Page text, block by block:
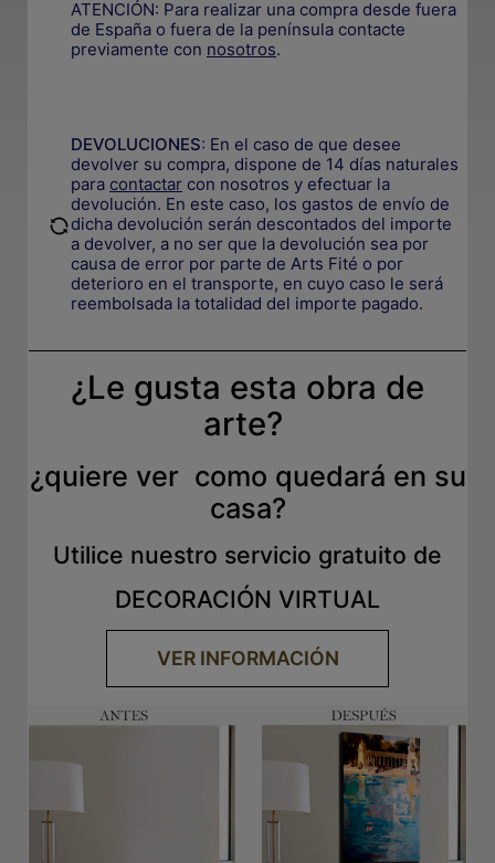
ATENCIÓN: Para realizar una compra desde fuera
de España o fuera de la península contacte
previamente con nosotros.
DEVOLUCIONES: En el caso de que desee
devolver su compra, dispone de 14 días naturales
para contactar con nosotros y efectuar la
devolución. En este caso, los gastos de envío de
dicha devolución serán descontados del importe
a devolver, a no ser que la devolución sea por
causa de error por parte de Arts Fité o por
deterioro en el transporte, en cuyo caso le será
reembolsada la totalidad del importe pagado.
¿Le gusta esta obra de
arte?
¿quiere ver como quedará en su
casa?
Utilice nuestro servicio gratuito de
DECORACIÓN VIRTUAL
VER INFORMACIÓN